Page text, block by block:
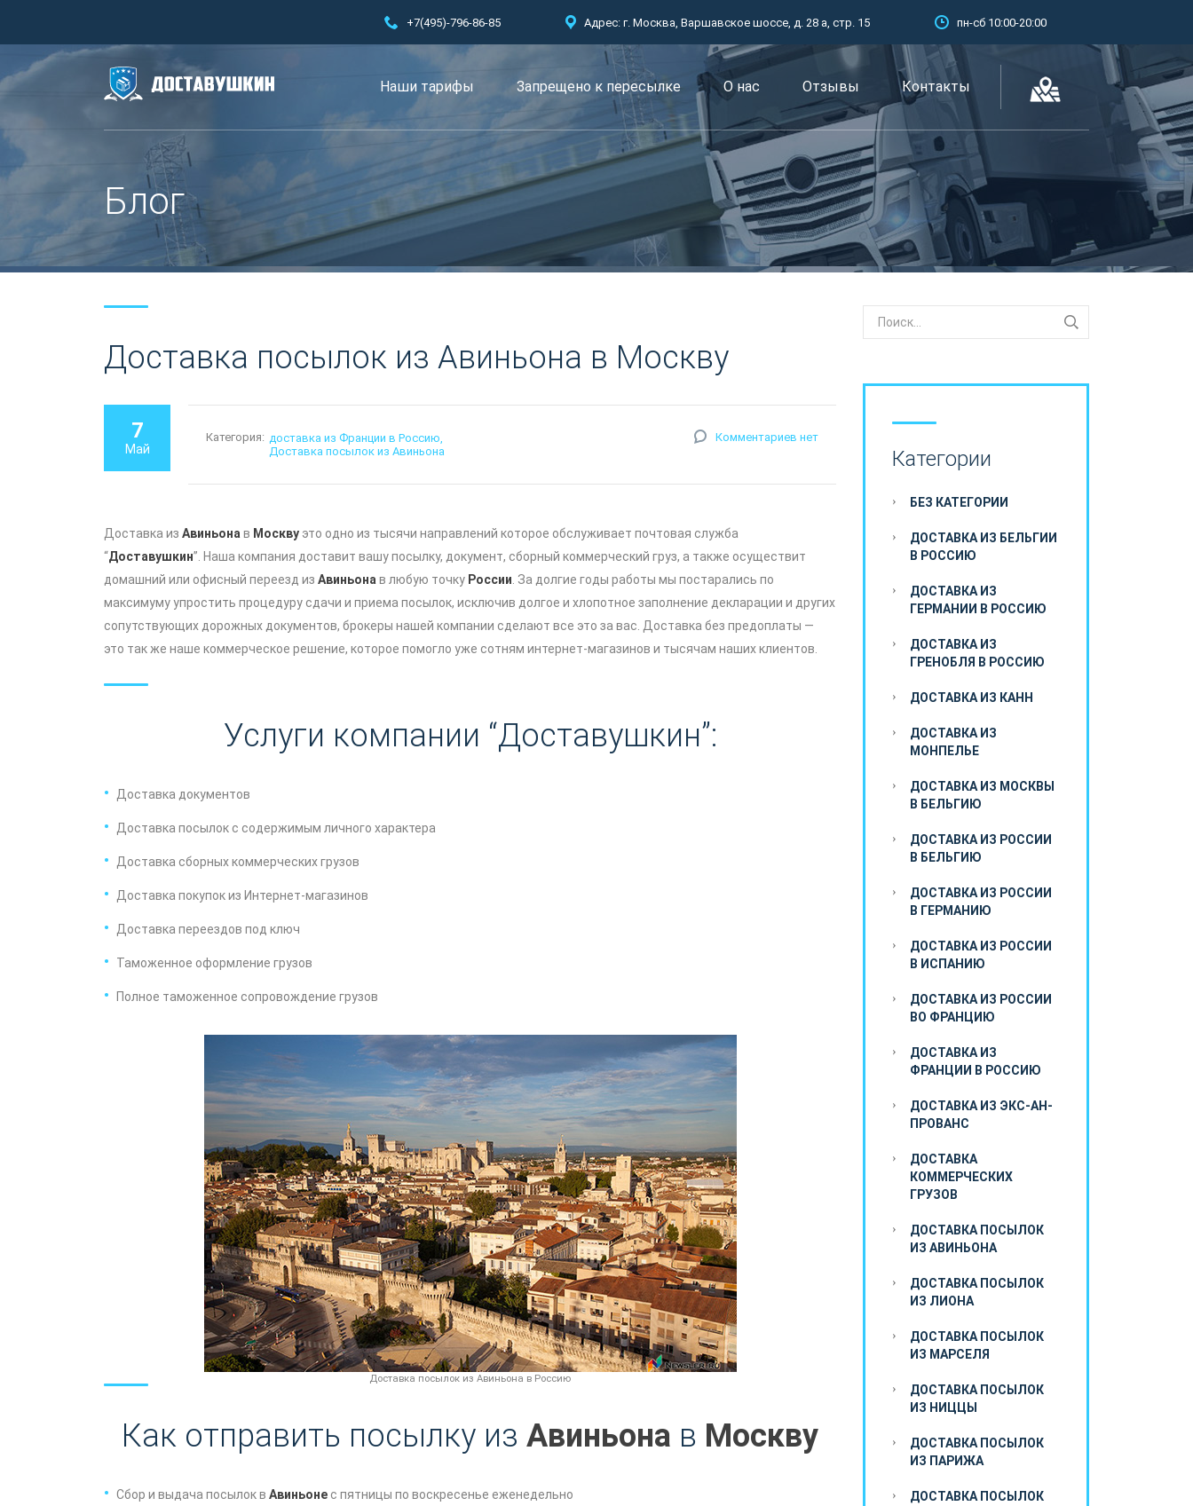
+7(495)-796-86-85 Адрес: г. Москва, Варшавское шоссе, д. 28 а, стр. 15 пн-сб 10:00-20:00
Наши тарифы Запрещено к пересылкe О нас Отзывы Контакты
Блог
Доставка посылок из Авиньона в Москву
7
Май
Категория: доставка из Франции в Россию
Доставка посылок из Авиньона
Комментариев нет
Доставка из Авиньона в Москву это одно из тысячи направлений которое обслуживает почтовая служба
“Доставушкин”. Наша компания доставит вашу посылку, документ, сборный коммерческий груз, а также осуществит
домашний или офисный переезд из Авиньона в любую точку России . За долгие годы работы мы постарались по
максимуму упростить процедуру сдачи и приема посылок, исключив долгое и хлопотное заполнение декларации и других
сопутствующих дорожных документов, брокеры нашей компании сделают все это за вас. Доставка без предоплаты —
это так же наше коммерческое решение, которое помогло уже сотням интернет-магазинов и тысячам наших клиентов.
Услуги компании “Доставушкин”:
Доставка документов
Доставка посылок с содержимым личного характера
Доставка сборных коммерческих грузов
Доставка покупок из Интернет-магазинов
Доставка переездов под ключ
Таможенное оформление грузов
Полное таможенное сопровождение грузов
Доставка посылок из Авиньона в Россию
Как отправить посылку из Авиньона в Москву
Сбор и выдача посылок в Авиньоне с пятницы по воскресенье еженедельно
Категории
БЕЗ КАТЕГОРИИ
ДОСТАВКА ИЗ БЕЛЬГИИ
В РОССИЮ
ДОСТАВКА ИЗ
ГЕРМАНИИ В РОССИЮ
ДОСТАВКА ИЗ
ГРЕНОБЛЯ В РОССИЮ
ДОСТАВКА ИЗ КАНН
ДОСТАВКА ИЗ
МОНПЕЛЬЕ
ДОСТАВКА ИЗ МОСКВЫ
В БЕЛЬГИЮ
ДОСТАВКА ИЗ РОССИИ
В БЕЛЬГИЮ
ДОСТАВКА ИЗ РОССИИ
В ГЕРМАНИЮ
ДОСТАВКА ИЗ РОССИИ
В ИСПАНИЮ
ДОСТАВКА ИЗ РОССИИ
ВО ФРАНЦИЮ
ДОСТАВКА ИЗ
ФРАНЦИИ В РОССИЮ
ДОСТАВКА ИЗ ЭКС-АН-
ПРОВАНС
ДОСТАВКА
КОММЕРЧЕСКИХ
ГРУЗОВ
ДОСТАВКА ПОСЫЛОК
ИЗ АВИНЬОНА
ДОСТАВКА ПОСЫЛОК
ИЗ ЛИОНА
ДОСТАВКА ПОСЫЛОК
ИЗ МАРСЕЛЯ
ДОСТАВКА ПОСЫЛОК
ИЗ НИЦЦЫ
ДОСТАВКА ПОСЫЛОК
ИЗ ПАРИЖА
ДОСТАВКА ПОСЫЛОК